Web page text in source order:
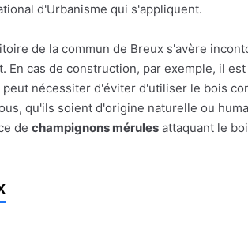
d'Urbanisme qui s'appliquent.
de la commun de Breux s'avère
En cas de construction, par exemple, il
nécessiter d'éviter d'utiliser le bois
qu'ils soient d'origine naturelle ou
de champignons mérules attaquant le